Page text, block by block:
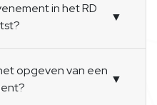
in het RD
▼
opgeven van een
▼